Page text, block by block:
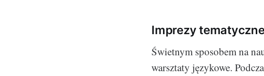
Imprezy
Świetnym sposobem na
warsztaty językowe.